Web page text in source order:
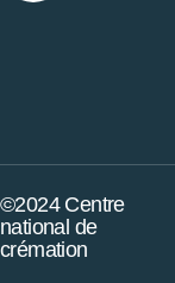
©2024 Centre
national de
crémation